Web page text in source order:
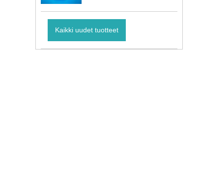
Kaikki uudet tuotteet